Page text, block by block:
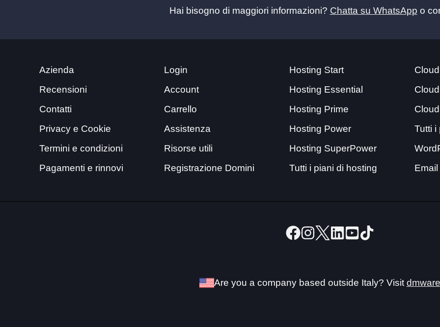
Hai bisogno di maggiori informazioni? Chatta su WhatsApp o
Azienda
Recensioni
Contatti
Privacy e Cookie
Termini e condizioni
Pagamenti e rinnovi
Login
Account
Carrello
Assistenza
Risorse utili
Registrazione Domini
Hosting Start
Hosting Essential
Hosting Prime
Hosting Power
Hosting SuperPower
Tutti i piani di hosting
Tutti i
Email
Are you a company based outside Italy? Visit